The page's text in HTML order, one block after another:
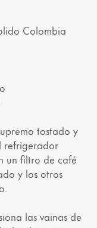
Colombia
tostado y
refrigerador
un filtro de café
y los otros
las vainas de